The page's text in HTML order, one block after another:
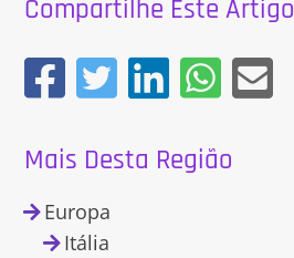
Compartilhe Este Artigo
Mais Desta Região
Europa
Itália